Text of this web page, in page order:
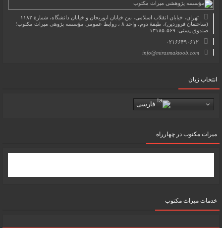
تهران، خیابان انقلاب اسلامی، بین خیابان ابوریحان و خیابان دانشگاه، شمارۀ ۱۱۸۲
(ساختمان فروردین)، طبقۀ دوم، واحد ۸ ، روابط عمومی مؤسسه پژوهی میراث مکتوب؛
صندوق پستی: ۵۶۹-۱۳۱۸۵
۰۲۱۶۶۴۹۰۶۱۲
info@mirasmaktoob.com
انتخاب زبان
فارسی
میرات مکتوب در چهارراه
خدمات میراث مکتوب